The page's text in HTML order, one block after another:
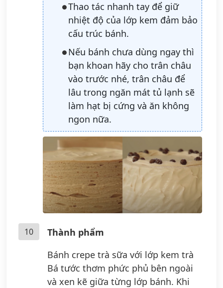
Thao tác nhanh tay để giữ
nhiệt độ của lớp kem đảm bảo
cấu trúc bánh.
Nếu bánh chưa dùng ngay thì
bạn khoan hãy cho trân châu
vào trước nhé, trân châu để
lâu trong ngăn mát tủ lạnh sẽ
làm hạt bị cứng và ăn không
ngon nữa.
10
Thành phẩm
Bánh crepe trà sữa với lớp kem trà
Bá tước thơm phức phủ bên ngoài
và xen kẽ giữa từng lớp bánh. Khi